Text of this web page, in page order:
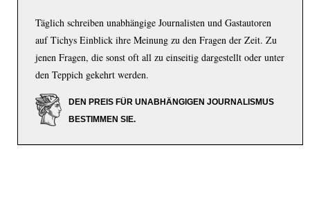
Täglich schreiben unabhängige Journalisten und Gastautoren
auf Tichys Einblick ihre Meinung zu den Fragen der Zeit. Zu
jenen Fragen, die sonst oft all zu einseitig dargestellt oder unter
den Teppich gekehrt werden.
DEN PREIS FÜR UNABHÄNGIGEN JOURNALISMUS
BESTIMMEN SIE.